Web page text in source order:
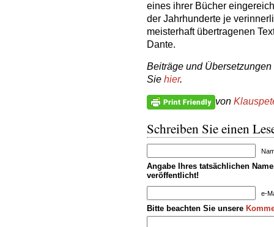
eines ihrer Bücher
der Jahrhunderte je
meisterhaft übertragenen
Dante.
Beiträge und
Sie hier.
von
Schreiben Sie einen
Angabe Ihres tatsächlichen
veröffentlicht!
e-
Bitte beachten Sie unsere